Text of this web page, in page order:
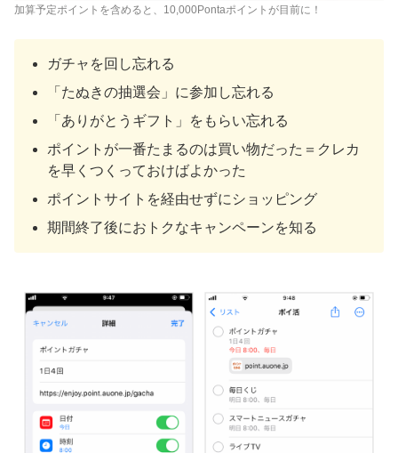
加算予定ポイントを含めると、10,000Pontaポイントが目前に！
ガチャを回し忘れる
「たぬきの抽選会」に参加し忘れる
「ありがとうギフト」をもらい忘れる
ポイントが一番たまるのは買い物だった＝クレカ
を早くつくっておけばよかった
ポイントサイトを経由せずにショッピング
期間終了後におトクなキャンペーンを知る